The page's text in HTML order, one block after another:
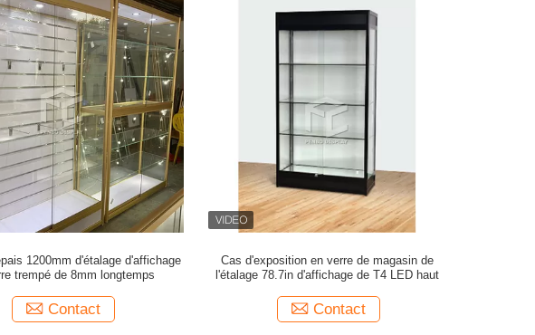
1200mm d'étalage d'affichage
trempé de 8mm longtemps
Contact
Cas d'exposition en verre de magasin de
l'étalage 78.7in d'affichage de T4 LED haut
Contact